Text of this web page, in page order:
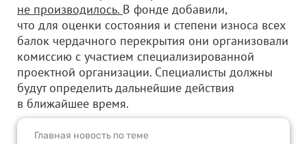
не производилось. В фонде добавили,
что для оценки состояния и степени износа всех
балок чердачного перекрытия они организовали
комиссию с участием специализированной
проектной организации. Специалисты должны
будут определить дальнейшие действия
в ближайшее время.
Главная новость по теме